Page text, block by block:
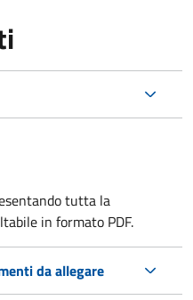
tutta la
in formato PDF.
da allegare